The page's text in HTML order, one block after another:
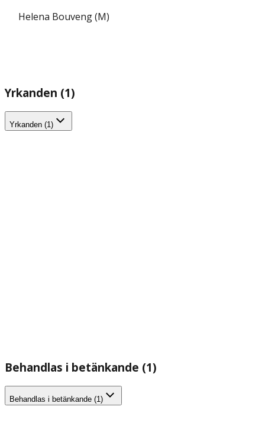
Helena Bouveng (M)
Yrkanden (1)
Yrkanden (1)
Behandlas i betänkande (1)
Behandlas i betänkande (1)